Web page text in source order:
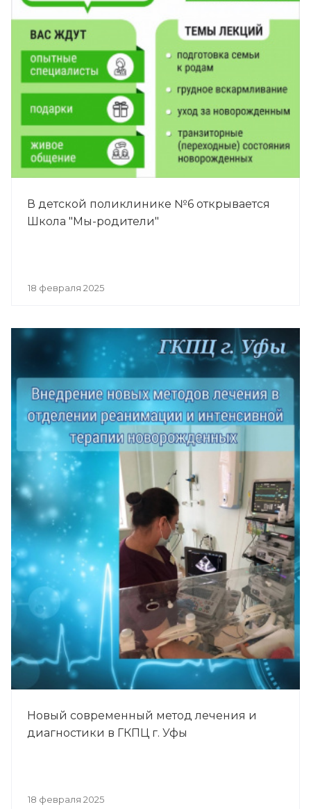
В детской поликлинике №6 открывается
Школа "Мы-родители"
18 февраля 2025
Новый современный метод лечения и
диагностики в ГКПЦ г. Уфы
18 февраля 2025